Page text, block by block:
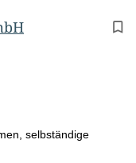
selbständige